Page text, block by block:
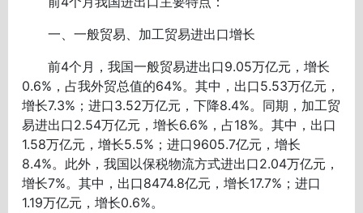
一、一般贸易、加工贸易进出口增长
前4个月，我国一般贸易进出口9.05万亿元，增长
0.6%，占我外贸总值的64%。其中，出口5.53万亿元，
增长7.3%；进口3.52万亿元，下降8.4%。同期，加工贸
易进出口2.54万亿元，增长6.6%，占18%。其中，出口
1.58万亿元，增长5.5%；进口9605.7亿元，增长
8.4%。此外，我国以保税物流方式进出口2.04万亿元，
增长7%。其中，出口8474.8亿元，增长17.7%；进口
1.19万亿元，增长0.6%。